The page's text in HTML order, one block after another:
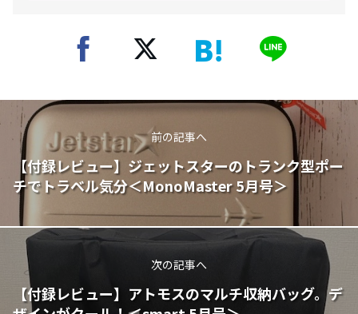
前の記事へ
【付録レビュー】ジェットスターのトランク型ポー
チでトラベル気分＜MonoMaster 5月号＞
次の記事へ
【付録レビュー】アトモスのマルチ収納バッグ。デ